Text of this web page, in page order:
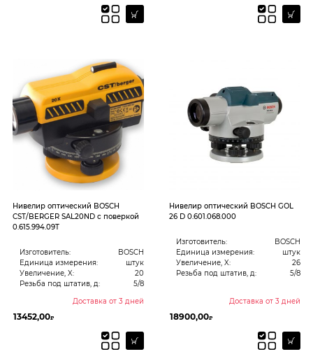
Нивелир оптический BOSCH
CST/BERGER SAL20ND с поверкой
0.615.994.09T
Изготовитель:
BOSCH
Единица измерения:
штук
Увеличение, X:
20
Резьба под штатив, д:
5/8
Доставка от 3 дней
13452,00₽
Нивелир оптический BOSCH GOL
26 D 0.601.068.000
Изготовитель:
BOSCH
Единица измерения:
штук
Увеличение, X:
26
Резьба под штатив, д:
5/8
Доставка от 3 дней
18900,00₽